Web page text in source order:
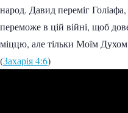
народ. Давид переміг
переможе в цій війні, щоб
міццю, але тільки Моїм
(Захарія 4:6)